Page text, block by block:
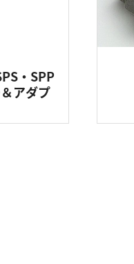
・SPP
アダプ